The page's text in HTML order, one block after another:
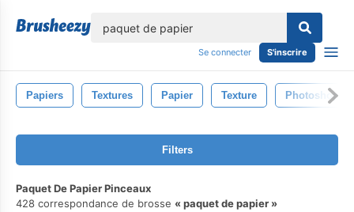
Se connecter S'inscrire
Papiers Textures Papier Texture Photoshop
Filters
Paquet De Papier Pinceaux
428 correspondance de brosse
paquet de papier